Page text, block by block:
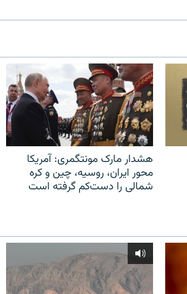
هشدار مارک مونتگمری: آمریکا
محور ایران، روسیه، چین و کره
شمالی را دست‌کم گرفته است